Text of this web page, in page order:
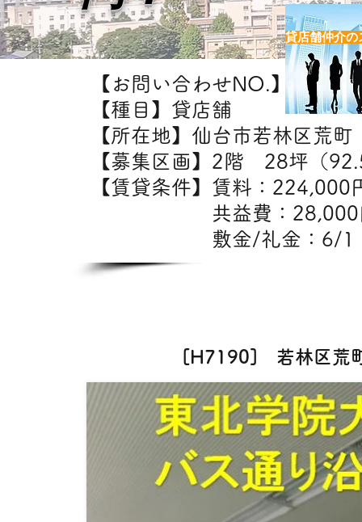
【お問い合わせNO.】H7190
【種目】貸店舗
【所在地】仙台市若林区荒町
【募集区画】2階 28坪（
【賃貸条件】賃料：
共益費：
敷金/礼金：6/1
[H7190] 若林区荒
貸店舗仲介の